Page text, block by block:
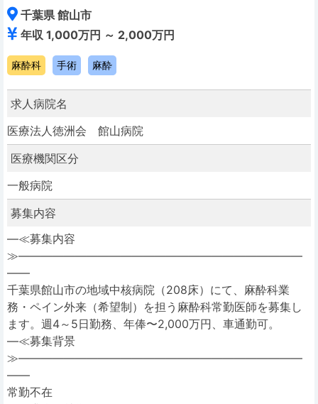
千葉県 館山市
年収 1,000万円 ～ 2,000万円
麻酔科 手術 麻酔
求人病院名
医療法人徳洲会 館山病院
医療機関区分
一般病院
募集内容
―≪募集内容
≫―――――――――――――――――――――――――
――
千葉県館山市の地域中核病院（208床）にて、麻酔科業
務・ペイン外来（希望制）を担う麻酔科常勤医師を募集し
ます。週4～5日勤務、年俸〜2,000万円、車通勤可。
―≪募集背景
≫―――――――――――――――――――――――――
――
常勤不在